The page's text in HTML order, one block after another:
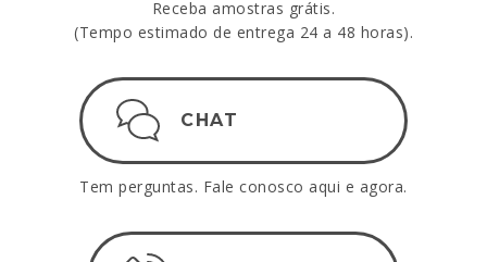
Receba amostras grátis.
(Tempo estimado de entrega 24 a 48 horas).
CHAT
Tem perguntas. Fale conosco aqui e agora.